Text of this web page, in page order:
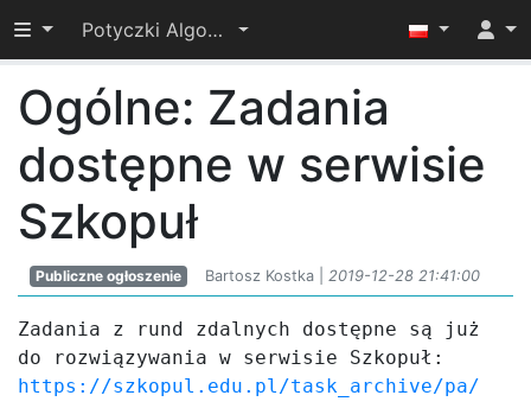
Przełącz widoczność menu
Potyczki Algorytmiczne 2019
Ogólne: Zadania
dostępne w serwisie
Szkopuł
Publiczne ogłoszenie Bartosz Kostka | 2019-12-28 21:41:00
Zadania z rund zdalnych dostępne są już
https://szkopul.edu.pl/task_archive/pa/